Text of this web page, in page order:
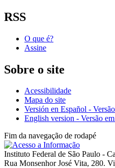
RSS
O que é?
Assine
Sobre o site
Acessibilidade
Mapa do site
Versión en Español -
English version - Versão
Fim da navegação de rodapé
Instituto Federal de São Paulo -
Rua Monsenhor José Vita, 280.